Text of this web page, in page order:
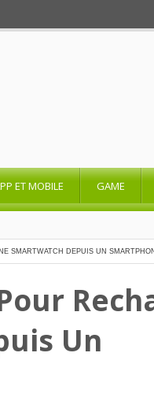
ET MOBILE GAME
SMARTWATCH DEPUIS UN
Un